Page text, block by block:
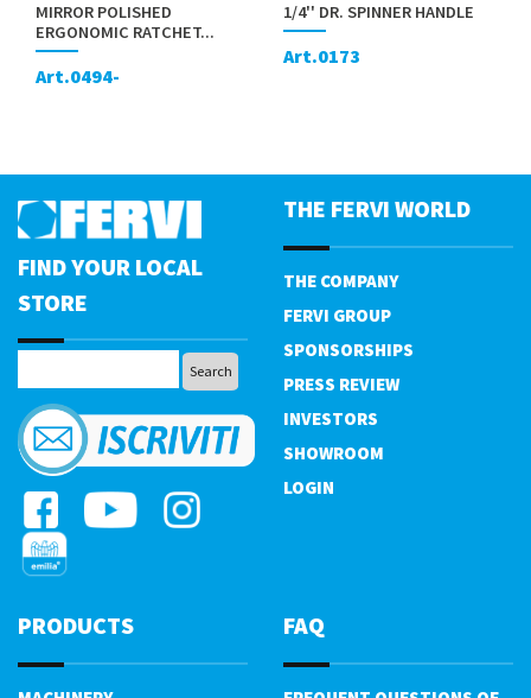
MIRROR POLISHED
ERGONOMIC RATCHET...
Art.0494-
1/4'' DR. SPINNER HANDLE
Art.0173
FIND YOUR LOCAL
STORE
THE FERVI WORLD
THE COMPANY
FERVI GROUP
SPONSORSHIPS
PRESS REVIEW
INVESTORS
SHOWROOM
LOGIN
PRODUCTS FAQ